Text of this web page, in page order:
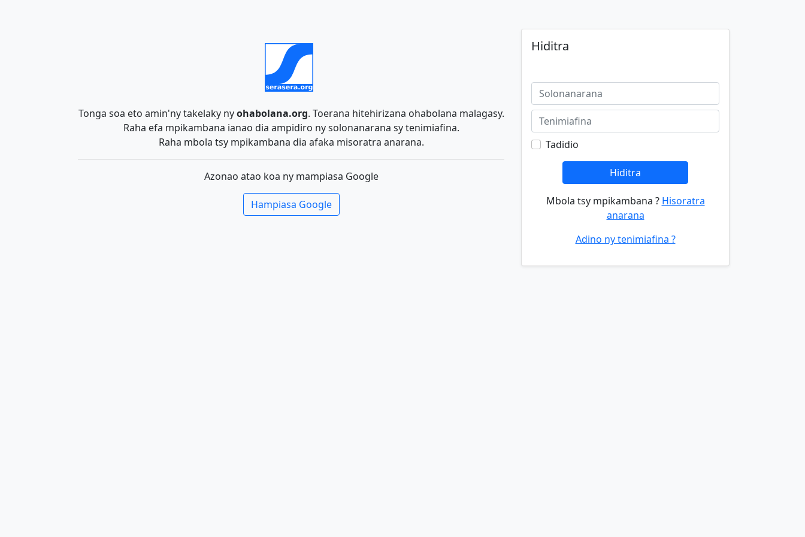
Tonga soa eto amin'ny takelaky nyohabolana.org. Toerana hitehirizana ohabolana malagasy.
Raha efa mpikambana ianao dia ampidiro ny solonanarana sy tenimiafina.
Raha mbola tsy mpikambana dia afaka misoratra anarana.
Azonao atao koa ny mampiasa Google
Hampiasa Google
Hiditra
Tadidio
Hiditra
Mbola tsy mpikambana ? Hisoratra
anarana
Adino ny tenimiafina ?